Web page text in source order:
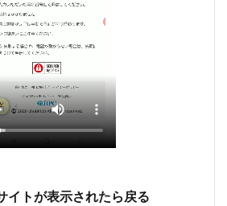
イトが表示されたら戻る